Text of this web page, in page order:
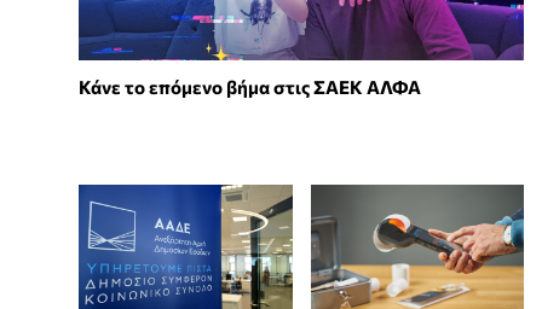
Κάνε το επόμενο βήμα στις ΣΑΕΚ ΑΛΦΑ